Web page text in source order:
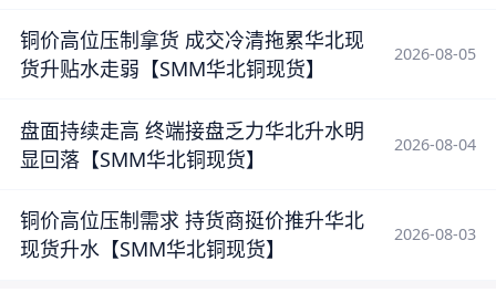
铜价高位压制拿货 成交冷清拖累华北现
货升贴水走弱【SMM华北铜现货】
2026-08-05
盘面持续走高 终端接盘乏力华北升水明
显回落【SMM华北铜现货】
2026-08-04
铜价高位压制需求 持货商挺价推升华北
现货升水【SMM华北铜现货】
2026-08-03